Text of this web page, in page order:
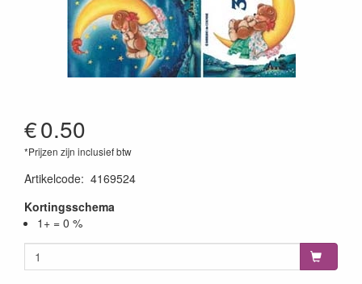
€0.50
*Prijzen zijn inclusief btw
Artikelcode: 4169524
Kortingsschema
1+ = 0 %